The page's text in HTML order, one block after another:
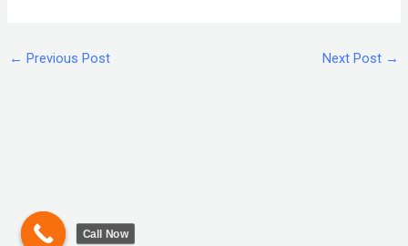
← Previous Post Next Post →
Call Now